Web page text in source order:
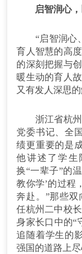
启智润心
“启智润心、
育人智慧的高
的深刻把握与
暖生动的育人
又有发人深思的
浙江省杭州
党委书记、全
绩更重要的是
他讲述了学生
换“一辈子”的
教你学’的过程
奔赴。”那些
任杭州二中校
身家长口中的“
追随着学生的
强国的道路上尽